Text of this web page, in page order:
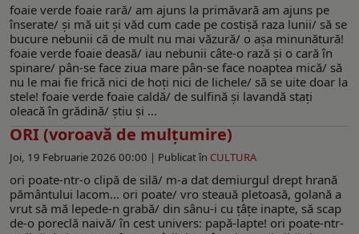
foaie verde foaie rară/ am ajuns la primăvară am ajuns pe
înserate/ şi mă uit şi văd cum cade pe costişă raza lunii/ să se
bucure nebunii că de mult nu mai văzură/ o aşa minunătură!
foaie verde foaie deasă/ iau nebunii câte-o rază şi o cară în
spinare/ pân-se face ziua mare pân-se face noaptea mică/ să
nu le mai fie frică nici de hoţi nici de lichele/ să se uite doar la
stele! foaie verde foaie caldă/ de sulfină şi lavandă staţi
oleacă în grădină/ ştiu şi ...
ORI (voroavă de mulţumire)
Joi, 19 Februarie 2026 00:00 | Publicat în CULTURA
ori poate-ntr-o clipă de silă/ m-a dat demiurgul drept hrană
pământului lacom... ori poate/ vro steauă pletoasă, golană a
vrut să mă lepede-n grabă/ din sânu-i cu ţâţe inapte, să scap
de-o poreclă naivă/ în cest univers: papă-lapte! ori poate-ntr-